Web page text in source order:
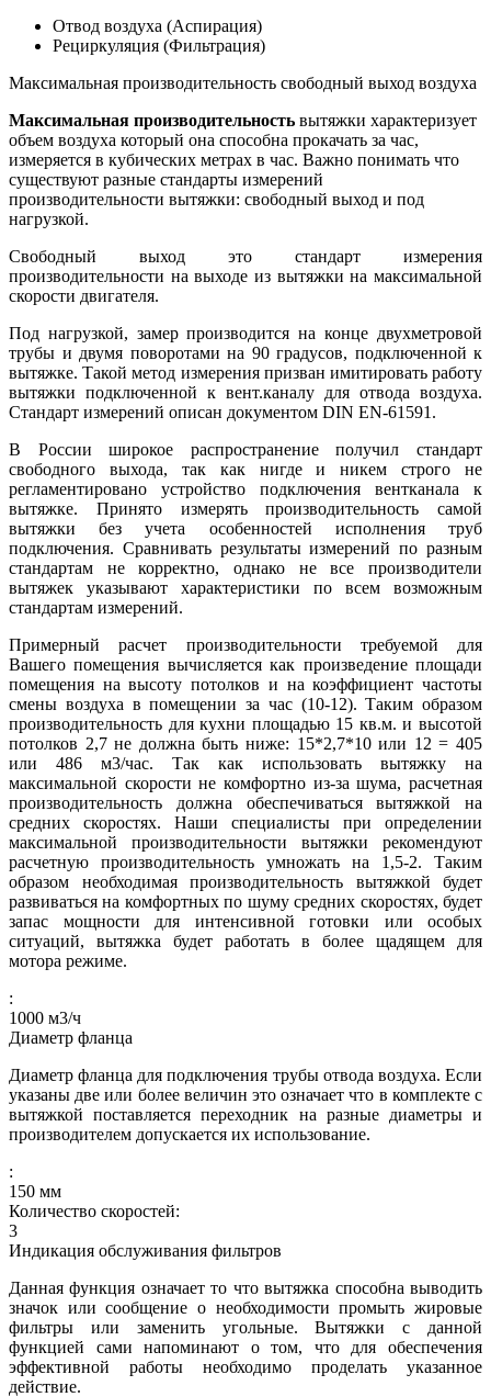
Отвод воздуха (Аспирация)
Рециркуляция (Фильтрация)
Максимальная производительность свободный выход воздуха
Максимальная производительность вытяжки характеризует
объем воздуха который она способна прокачать за час,
измеряется в кубических метрах в час. Важно понимать что
существуют разные стандарты измерений
производительности вытяжки: свободный выход и под
нагрузкой.
Свободный выход это стандарт измерения
производительности на выходе из вытяжки на максимальной
скорости двигателя.
Под нагрузкой, замер производится на конце двухметровой
трубы и двумя поворотами на 90 градусов, подключенной к
вытяжке. Такой метод измерения призван имитировать работу
вытяжки подключенной к вент.каналу для отвода воздуха.
Стандарт измерений описан документом DIN EN-61591.
В России широкое распространение получил стандарт
свободного выхода, так как нигде и никем строго не
регламентировано устройство подключения вентканала к
вытяжке. Принято измерять производительность самой
вытяжки без учета особенностей исполнения труб
подключения. Сравнивать результаты измерений по разным
стандартам не корректно, однако не все производители
вытяжек указывают характеристики по всем возможным
стандартам измерений.
Примерный расчет производительности требуемой для
Вашего помещения вычисляется как произведение площади
помещения на высоту потолков и на коэффициент частоты
смены воздуха в помещении за час (10-12). Таким образом
производительность для кухни площадью 15 кв.м. и высотой
потолков 2,7 не должна быть ниже: 15*2,7*10 или 12 = 405
или 486 м3/час. Так как использовать вытяжку на
максимальной скорости не комфортно из-за шума, расчетная
производительность должна обеспечиваться вытяжкой на
средних скоростях. Наши специалисты при определении
максимальной производительности вытяжки рекомендуют
расчетную производительность умножать на 1,5-2. Таким
образом необходимая производительность вытяжкой будет
развиваться на комфортных по шуму средних скоростях, будет
запас мощности для интенсивной готовки или особых
ситуаций, вытяжка будет работать в более щадящем для
мотора режиме.
:
1000 м3/ч
Диаметр фланца
Диаметр фланца для подключения трубы отвода воздуха. Если
указаны две или более величин это означает что в комплекте с
вытяжкой поставляется переходник на разные диаметры и
производителем допускается их использование.
:
150 мм
Количество скоростей:
3
Индикация обслуживания фильтров
Данная функция означает то что вытяжка способна выводить
значок или сообщение о необходимости промыть жировые
фильтры или заменить угольные. Вытяжки с данной
функцией сами напоминают о том, что для обеспечения
эффективной работы необходимо проделать указанное
действие.